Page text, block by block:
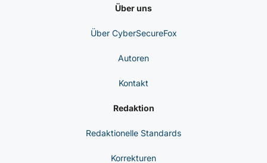
© 2026 INFO
Über uns
Über CyberSecureFox
Autoren
Kontakt
Redaktion